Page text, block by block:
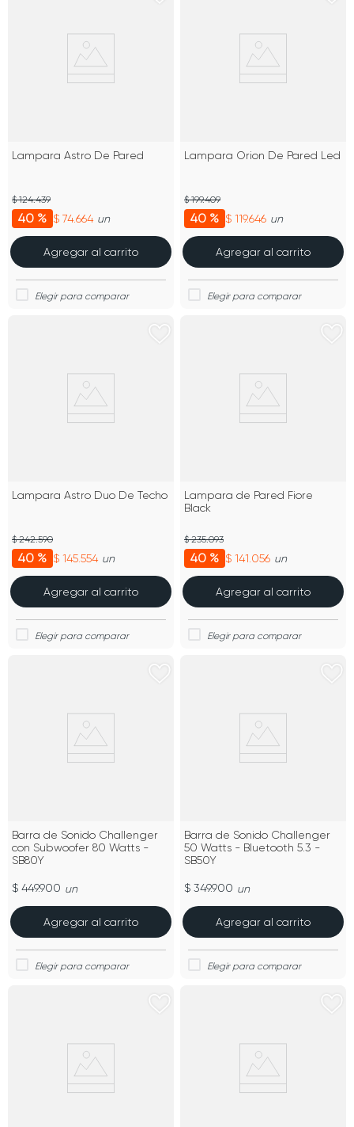
Lampara Astro De Pared
40 % $ 74.664
$ 124.439
un
Agregar al carrito
Lampara Orion De Pared Led
40 % $ 119.646
$ 199.409
un
Agregar al carrito
Lampara Astro Duo De Techo
40 % $ 145.554
$ 242.590
un
Agregar al carrito
Lampara de Pared Fiore
Black
40 % $ 141.056
$ 235.093
un
Agregar al carrito
Barra de Sonido Challenger
con Subwoofer 80 Watts -
SB80Y
$ 449.900 un
Agregar al carrito
Barra de Sonido Challenger
50 Watts - Bluetooth 5.3 -
SB50Y
$ 349.900 un
Agregar al carrito